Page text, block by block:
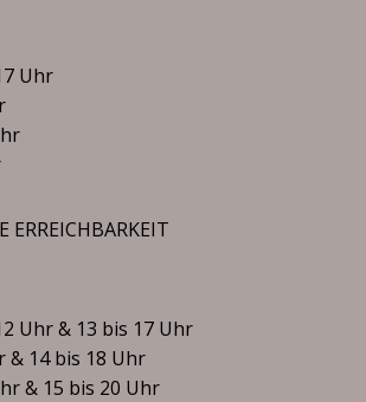
Uhr
ERREICHBARKEIT
Uhr & 13 bis 17 Uhr
& 14 bis 18 Uhr
& 15 bis 20 Uhr